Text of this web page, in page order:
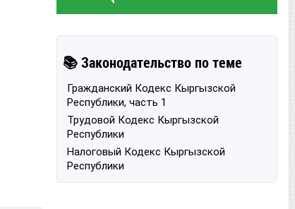
📚 Законодательство по теме
Гражданский Кодекс Кыргызской
Республики, часть 1
Трудовой Кодекс Кыргызской
Республики
Налоговый Кодекс Кыргызской
Республики